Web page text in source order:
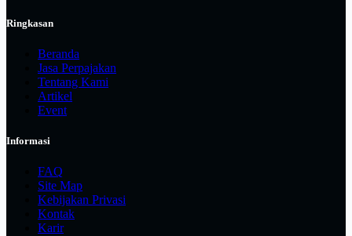
Ringkasan
Beranda
Jasa Perpajakan
Tentang Kami
Artikel
Event
Informasi
FAQ
Site Map
Kebijakan Privasi
Kontak
Karir